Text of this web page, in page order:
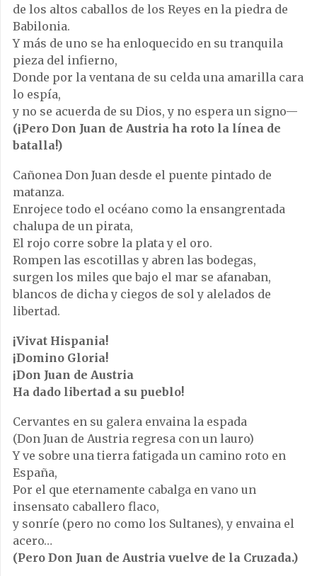
de los altos caballos de los Reyes en la piedra de
Babilonia.
Y más de uno se ha enloquecido en su tranquila
pieza del infierno,
Donde por la ventana de su celda una amarilla cara
lo espía,
y no se acuerda de su Dios, y no espera un signo—
(¡Pero Don Juan de Austria ha roto la línea de
batalla!)
Cañonea Don Juan desde el puente pintado de
matanza.
Enrojece todo el océano como la ensangrentada
chalupa de un pirata,
El rojo corre sobre la plata y el oro.
Rompen las escotillas y abren las bodegas,
surgen los miles que bajo el mar se afanaban,
blancos de dicha y ciegos de sol y alelados de
libertad.
¡Vivat Hispania!
¡Domino Gloria!
¡Don Juan de Austria
Ha dado libertad a su pueblo!
Cervantes en su galera envaina la espada
(Don Juan de Austria regresa con un lauro)
Y ve sobre una tierra fatigada un camino roto en
España,
Por el que eternamente cabalga en vano un
insensato caballero flaco,
y sonríe (pero no como los Sultanes), y envaina el
acero…
(Pero Don Juan de Austria vuelve de la Cruzada.)